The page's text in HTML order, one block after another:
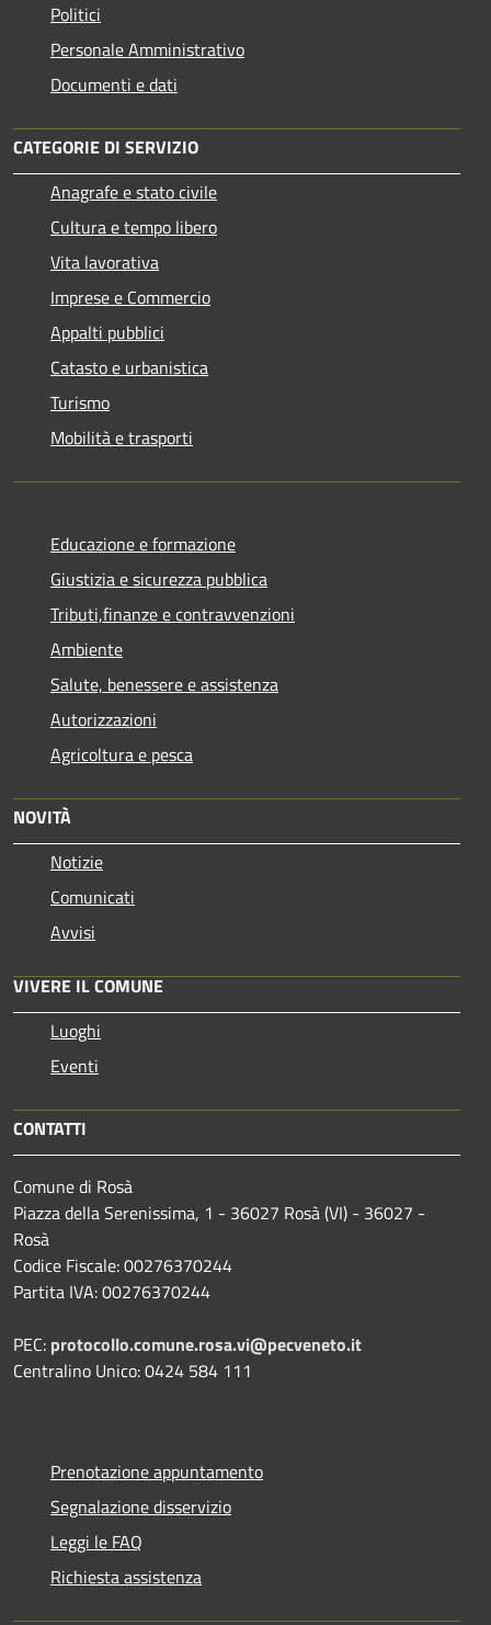
Politici
Personale Amministrativo
Documenti e dati
CATEGORIE DI SERVIZIO
Anagrafe e stato civile
Cultura e tempo libero
Vita lavorativa
Imprese e Commercio
Appalti pubblici
Catasto e urbanistica
Turismo
Mobilità e trasporti
Educazione e formazione
Giustizia e sicurezza pubblica
Tributi,finanze e contravvenzioni
Ambiente
Salute, benessere e assistenza
Autorizzazioni
Agricoltura e pesca
NOVITÀ
Notizie
Comunicati
Avvisi
VIVERE IL COMUNE
Luoghi
Eventi
CONTATTI
Comune di Rosà
Piazza della Serenissima, 1 - 36027 Rosà (VI) - 36027 -
Rosà
Codice Fiscale: 00276370244
Partita IVA: 00276370244
PEC: protocollo.comune.rosa.vi@pecveneto.it
Centralino Unico: 0424 584 111
Prenotazione appuntamento
Segnalazione disservizio
Leggi le FAQ
Richiesta assistenza